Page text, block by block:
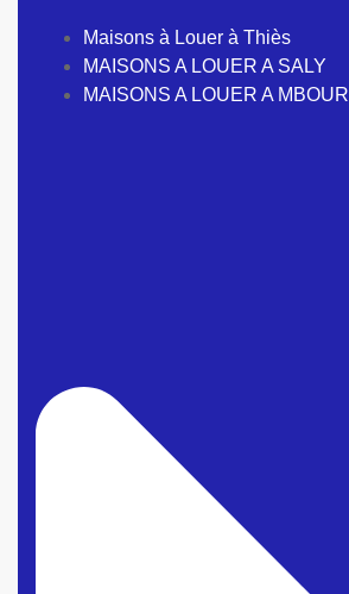
Maisons à Louer à Thiès
MAISONS A LOUER A SALY
MAISONS A LOUER A MBOUR